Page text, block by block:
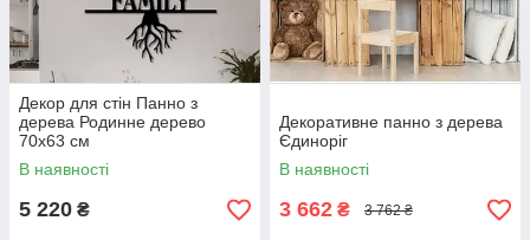
Декор для стін Панно з
дерева Родинне дерево
70х63 см
В наявності
5 220 ₴
Декоративне панно з дерева
Єдиноріг
В наявності
3 662 ₴ 3 762 ₴